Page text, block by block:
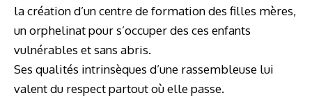
la création d’un centre de formation des filles mères,
un orphelinat pour s’occuper des ces enfants
vulnérables et sans abris.
Ses qualités intrinsèques d’une rassembleuse lui
valent du respect partout où elle passe.